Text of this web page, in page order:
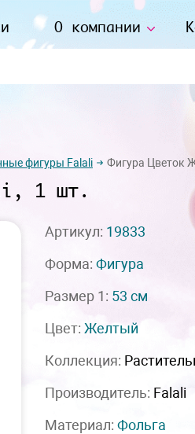
О компании
фигуры Falali Фигура Цветок
1 шт.
Артикул: 19833
Форма: Фигура
Размер 1: 53 см
Цвет: Желтый
Коллекция:
Производитель: Falali
Материал: Фольга